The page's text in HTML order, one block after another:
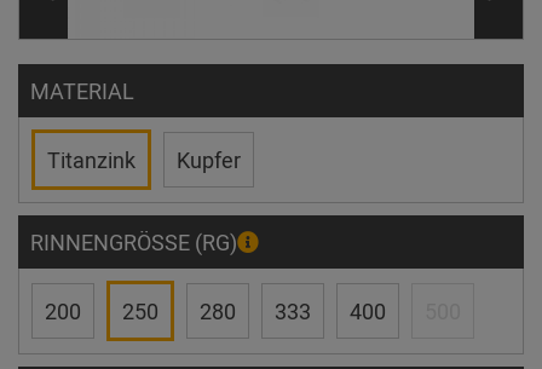
MATERIAL
Titanzink Kupfer
RINNENGRÖSSE (RG)
200 250 280 333 400